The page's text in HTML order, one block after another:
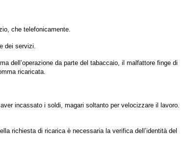
che telefonicamente.
dei servizi.
dell’operazione da parte del tabaccaio, il malfattore finge di
ricaricata.
incassato i soldi, magari soltanto per velocizzare il lavoro.
richiesta di ricarica è necessaria la verifica dell’identità del